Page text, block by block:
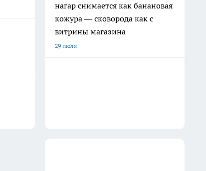
нагар снимается как банановая
кожура — сковорода как с
витрины магазина
29 июля